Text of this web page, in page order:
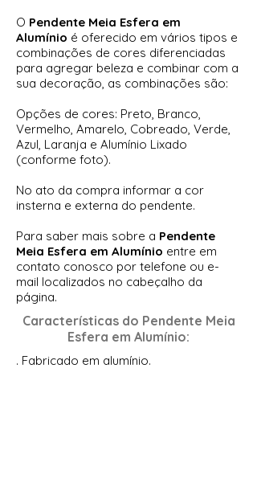
O Pendente Meia Esfera em
Alumínio é oferecido em vários tipos e
combinações de cores diferenciadas
para agregar beleza e combinar com a
sua decoração, as combinações são:
Opções de cores: Preto, Branco,
Vermelho, Amarelo, Cobreado, Verde,
Azul, Laranja e Alumínio Lixado
(conforme foto).
No ato da compra informar a cor
insterna e externa do pendente.
Para saber mais sobre a Pendente
Meia Esfera em Alumínio entre em
contato conosco por telefone ou e-
mail localizados no cabeçalho da
página.
Características do Pendente Meia
Esfera em Alumínio:
. Fabricado em alumínio.